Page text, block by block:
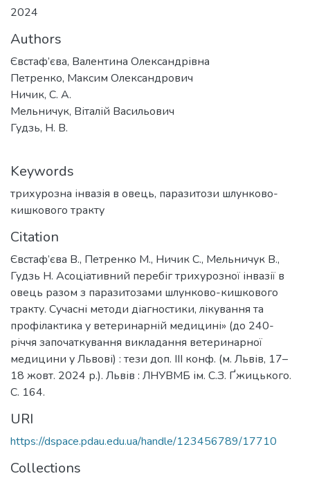
2024
Authors
Євстаф’єва, Валентина Олександрівна
Петренко, Максим Олександрович
Ничик, С. А.
Мельничук, Віталій Васильович
Гудзь, Н. В.
Keywords
трихурозна інвазія в овець, паразитози шлунково-
кишкового тракту
Citation
Євстаф’єва В., Петренко М., Ничик С., Мельничук В.,
Гудзь Н. Асоціативний перебіг трихурозної інвазії в
овець разом з паразитозами шлунково-кишкового
тракту. Сучасні методи діагностики, лікування та
профілактика у ветеринарній медицині» (до 240-
річчя започаткування викладання ветеринарної
медицини у Львові) : тези доп. III конф. (м. Львів, 17–
18 жовт. 2024 р.). Львів : ЛНУВМБ ім. С.З. Ґжицького.
С. 164.
URI
https://dspace.pdau.edu.ua/handle/123456789/17710
Collections